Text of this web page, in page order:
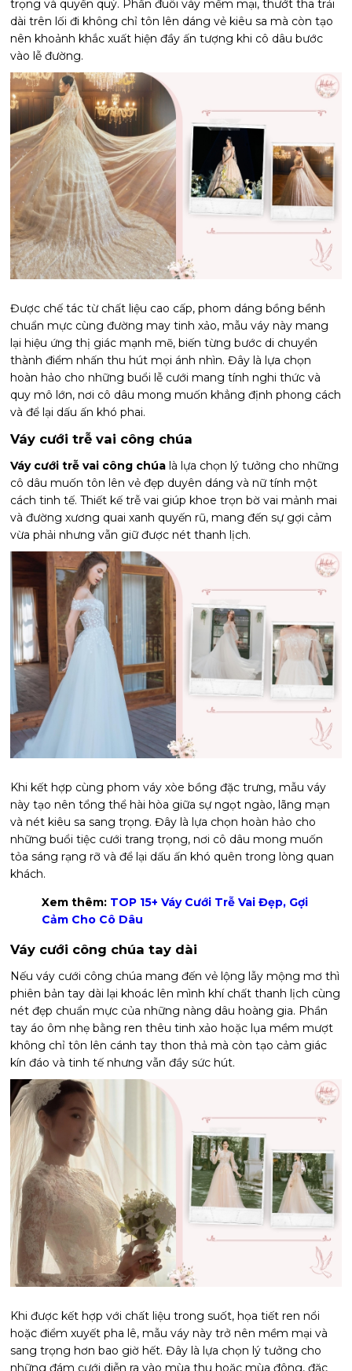
trọng và quyền quý. Phần đuôi váy mềm mại, thướt tha trải
dài trên lối đi không chỉ tôn lên dáng vẻ kiêu sa mà còn tạo
nên khoảnh khắc xuất hiện đầy ấn tượng khi cô dâu bước
vào lễ đường.
Được chế tác từ chất liệu cao cấp, phom dáng bồng bềnh
chuẩn mực cùng đường may tinh xảo, mẫu váy này mang
lại hiệu ứng thị giác mạnh mẽ, biến từng bước di chuyển
thành điểm nhấn thu hút mọi ánh nhìn. Đây là lựa chọn
hoàn hảo cho những buổi lễ cưới mang tính nghi thức và
quy mô lớn, nơi cô dâu mong muốn khẳng định phong cách
và để lại dấu ấn khó phai.
Váy cưới trễ vai công chúa
Váy cưới trễ vai công chúa là lựa chọn lý tưởng cho những
cô dâu muốn tôn lên vẻ đẹp duyên dáng và nữ tính một
cách tinh tế. Thiết kế trễ vai giúp khoe trọn bờ vai mảnh mai
và đường xương quai xanh quyến rũ, mang đến sự gợi cảm
vừa phải nhưng vẫn giữ được nét thanh lịch.
Khi kết hợp cùng phom váy xòe bồng đặc trưng, mẫu váy
này tạo nên tổng thể hài hòa giữa sự ngọt ngào, lãng mạn
và nét kiêu sa sang trọng. Đây là lựa chọn hoàn hảo cho
những buổi tiệc cưới trang trọng, nơi cô dâu mong muốn
tỏa sáng rạng rỡ và để lại dấu ấn khó quên trong lòng quan
khách.
Xem thêm: TOP 15+ Váy Cưới Trễ Vai Đẹp, Gợi
Cảm Cho Cô Dâu
Váy cưới công chúa tay dài
Nếu váy cưới công chúa mang đến vẻ lộng lẫy mộng mơ thì
phiên bản tay dài lại khoác lên mình khí chất thanh lịch cùng
nét đẹp chuẩn mực của những nàng dâu hoàng gia. Phần
tay áo ôm nhẹ bằng ren thêu tinh xảo hoặc lụa mềm mượt
không chỉ tôn lên cánh tay thon thả mà còn tạo cảm giác
kín đáo và tinh tế nhưng vẫn đầy sức hút.
Khi được kết hợp với chất liệu trong suốt, họa tiết ren nổi
hoặc điểm xuyết pha lê, mẫu váy này trở nên mềm mại và
sang trọng hơn bao giờ hết. Đây là lựa chọn lý tưởng cho
những đám cưới diễn ra vào mùa thu hoặc mùa đông, đặc